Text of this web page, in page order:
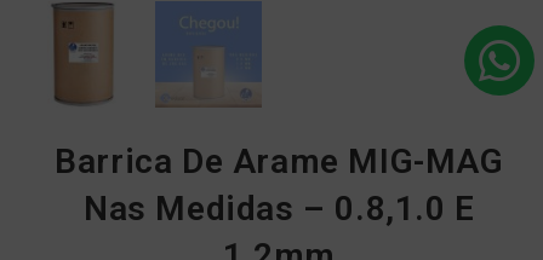
Barrica De Arame MIG-MAG
Nas Medidas – 0.8,1.0 E